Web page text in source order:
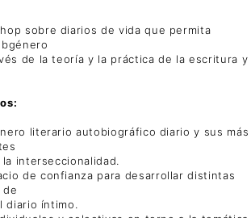
sobre diarios de vida que permita
de la teoría y la práctica de la escritura y
literario autobiográfico diario y sus más
interseccionalidad.
de confianza para desarrollar distintas
de
diario íntimo.